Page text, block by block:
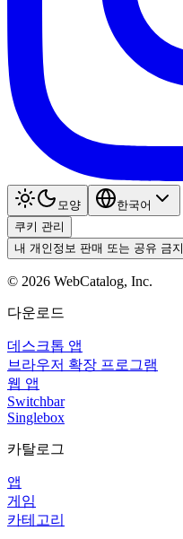
모양
한국어
쿠키 관리
내 개인정보 판매 또는 공유 금지
© 2026 WebCatalog, Inc.
다운로드
데스크톱 앱
브라우저 확장 프로그램
웹 앱
Switchbar
Singlebox
카탈로그
앱
게임
카테고리